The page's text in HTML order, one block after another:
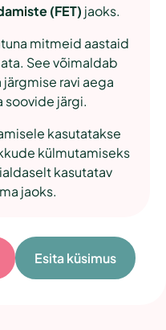
(FET) jaoks.
mitmeid aastaid
See võimaldab
ravi aega
soovide järgi.
kasutatakse
külmutamiseks
kasutatav
jaoks.
Esita küsimus